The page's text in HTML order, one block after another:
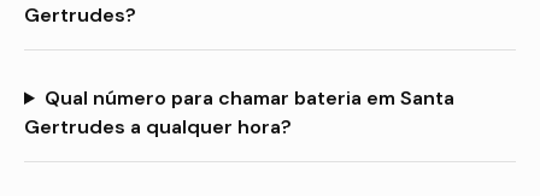
Gertrudes?
Qual número para chamar bateria em Santa
Gertrudes a qualquer hora?